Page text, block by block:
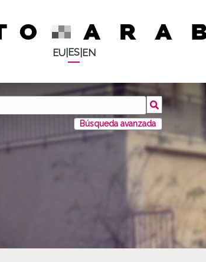
EU| ES| EN
Búsqueda avanzada